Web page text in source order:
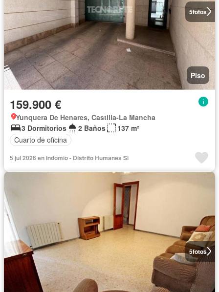
5fotos
Piso
159.900 €
Yunquera De Henares, Castilla-La Mancha
3 Dormitorios
2 Baños
137 m²
Cuarto de oficina
5 jul 2026 en Indomio - Distrito Humanes Sl
5fotos